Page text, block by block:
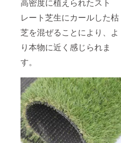
高密度に植えられたスト
レート芝生にカールした枯
芝を混ぜることにより、よ
り本物に近く感じられま
す。